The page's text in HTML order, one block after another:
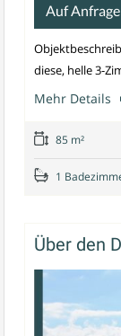
Auf Anfrage
diese, helle 3-
Mehr Details
85 m²
1
Über den